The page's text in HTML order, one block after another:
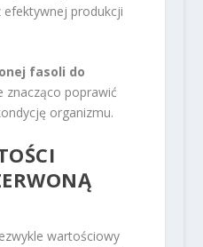
efektywnej produkcji
fasoli do
poprawić
organizmu.
wartościowy